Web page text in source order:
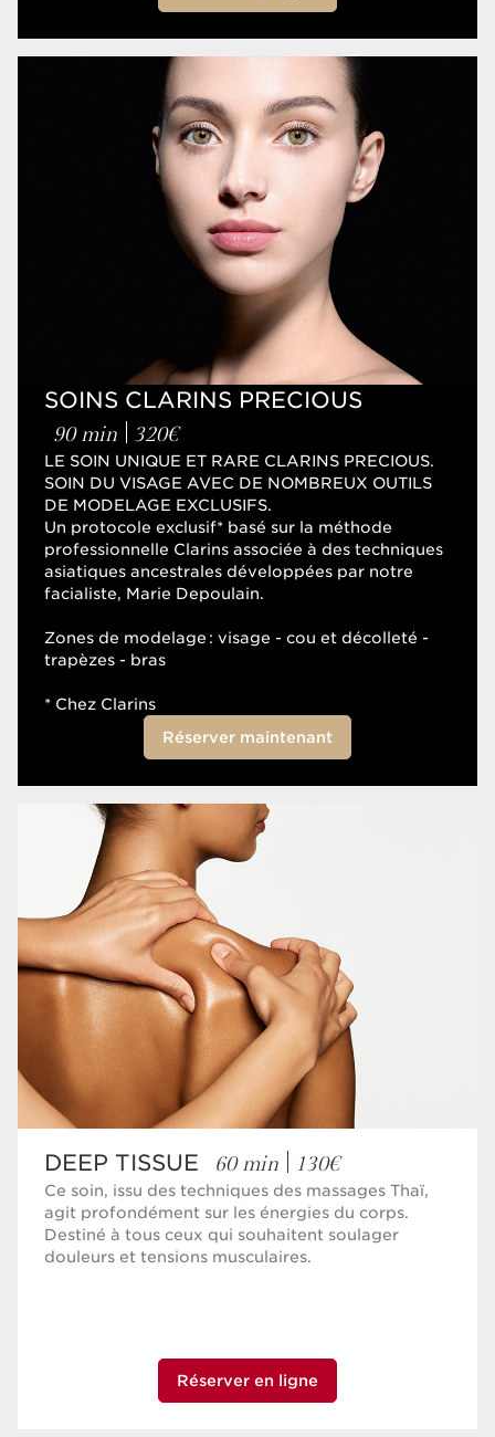
DURÉE
SOINS CLARINS PRECIOUS
90 min 320€
LE SOIN UNIQUE ET RARE CLARINS PRECIOUS.
SOIN DU VISAGE AVEC DE NOMBREUX OUTILS
DE MODELAGE EXCLUSIFS.
Un protocole exclusif* basé sur la méthode
professionnelle Clarins associée à des techniques
asiatiques ancestrales développées par notre
facialiste, Marie Depoulain.
Zones de modelage : visage - cou et décolleté -
trapèzes - bras
* Chez Clarins
Réserver maintenant
DEEP TISSUE 60 min 130€
Ce soin, issu des techniques des massages Thaï,
agit profondément sur les énergies du corps.
Destiné à tous ceux qui souhaitent soulager
douleurs et tensions musculaires.
Réserver en ligne